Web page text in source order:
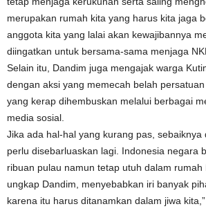
merupakan rumah kita yang harus kita jaga
anggota kita yang lalai akan kewajibannya
diingatkan untuk bersama-sama menjaga
Selain itu, Dandim juga mengajak warga
dengan aksi yang memecah belah
yang kerap dihembuskan melalui berbagai
media sosial.
Jika ada hal-hal yang kurang pas, sebaiknya
perlu disebarluaskan lagi. Indonesia negara
ribuan pulau namun tetap utuh dalam rumah
ungkap Dandim, menyebabkan iri banyak
karena itu harus ditanamkan dalam jiwa